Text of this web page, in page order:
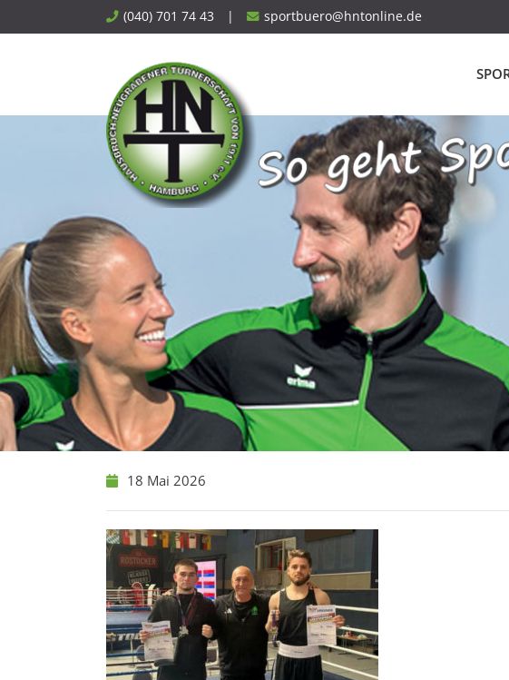
to
(040) 701 74 43 | sportbuero@hntonline.de
18 Mai 2026